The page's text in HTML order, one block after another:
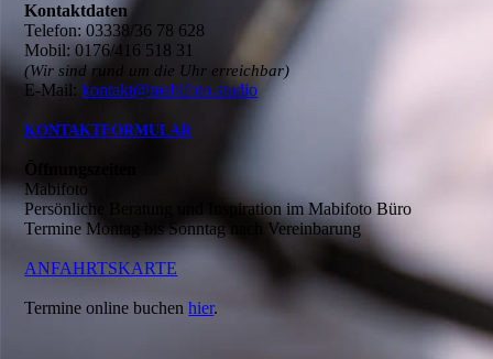
Kontaktdaten
Telefon: 03338/36 78 628
Mobil: 0176/416 518 31
(Wir sind rund um die Uhr erreichbar)
E-Mail:kontakt@mabifoto.studio
KONTAKTFORMULAR
Mabifoto
Persönliche Beratung und Inspiration im Mabifoto Büro
Termine Montag bis Sonntag nach Vereinbarung
ANFAHRTSKARTE
Termine online buchenhier.